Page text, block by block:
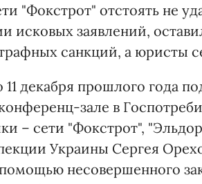
"Фокстрот" отстоять не
исковых заявлений,
санкций, а юристы
декабря прошлого года
зале в
– сети "Фокстрот",
Украины Сергея
несовершенного